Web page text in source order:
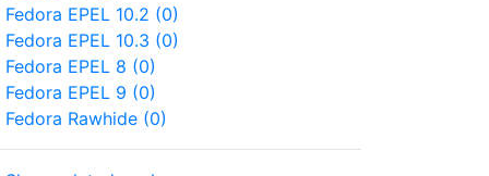
Fedora EPEL 10.2 (0)
Fedora EPEL 10.3 (0)
Fedora EPEL 8 (0)
Fedora EPEL 9 (0)
Fedora Rawhide (0)